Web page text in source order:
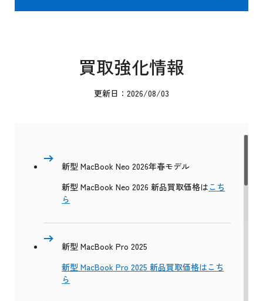
買取強化情報
更新日：2026/08/03
新型 MacBook Neo 2026年春モデル
新型 MacBook Neo 2026 新品買取価格はこち
ら
新型 MacBook Pro 2025
新型 MacBook Pro 2025 新品買取価格はこち
ら